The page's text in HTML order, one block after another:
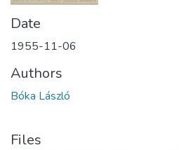
Date
1955-11-06
Authors
Bóka László
Files